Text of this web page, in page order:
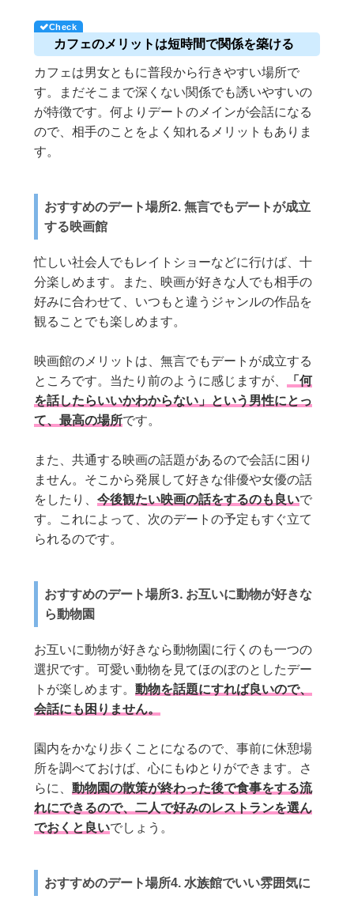
カフェのメリットは短時間で関係を築ける
カフェは男女ともに普段から行きやすい場所で
す。まだそこまで深くない関係でも誘いやすいの
が特徴です。何よりデートのメインが会話になる
ので、相手のことをよく知れるメリットもありま
す。
おすすめのデート場所2. 無言でもデートが成立
する映画館
忙しい社会人でもレイトショーなどに行けば、十
分楽しめます。また、映画が好きな人でも相手の
好みに合わせて、いつもと違うジャンルの作品を
観ることでも楽しめます。
映画館のメリットは、無言でもデートが成立する
ところです。当たり前のように感じますが、
「何
を話したらいいかわからない」という男性にとっ
て、最高の場所です。
また、共通する映画の話題があるので会話に困り
ません。そこから発展して好きな俳優や女優の話
をしたり、今後観たい映画の話をするのも良いで
す。これによって、次のデートの予定もすぐ立て
られるのです。
おすすめのデート場所3. お互いに動物が好きな
ら動物園
お互いに動物が好きなら動物園に行くのも一つの
選択です。可愛い動物を見てほのぼのとしたデー
トが楽しめます。動物を話題にすれば良いので、
会話にも困りません。
園内をかなり歩くことになるので、事前に休憩場
所を調べておけば、心にもゆとりができます。さ
らに、動物園の散策が終わった後で食事をする流
れにできるので、二人で好みのレストランを選ん
でおくと良いでしょう。
おすすめのデート場所4. 水族館でいい雰囲気に